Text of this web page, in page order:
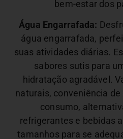
bem-estar dos
Água Engarrafada:
água engarrafada,
suas atividades diárias.
sabores sutis para
hidratação agradável.
naturais, conveniência
consumo,
refrigerantes e bebidas
tamanhos para se